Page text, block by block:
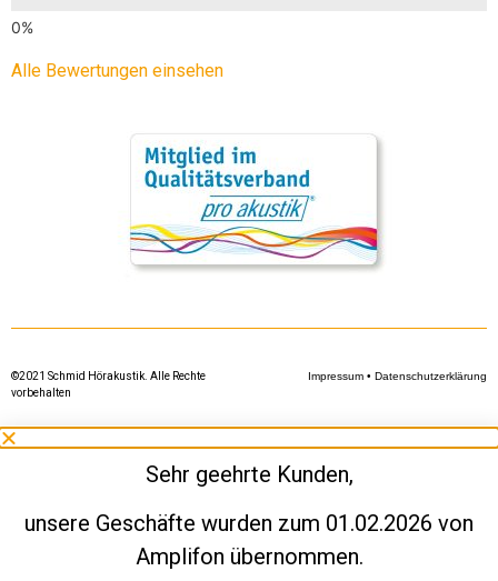
Alle Bewertungen einsehen
©2021 Schmid Hörakustik. Alle Rechte
vorbehalten
Impressum • Datenschutzerklärung
Sehr geehrte Kunden,
unsere Geschäfte wurden zum 01.02.2026 von
Amplifon übernommen.